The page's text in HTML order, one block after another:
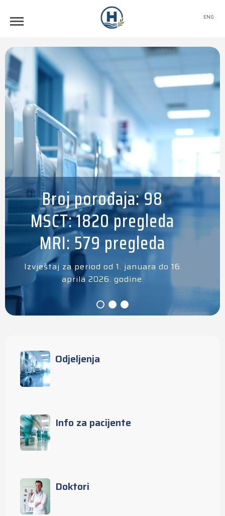
ENG
Broj porođaja: 98
MSCT: 1820 pregleda
MRI: 579 pregleda
Izvještaj za period od 1. januara do 16.
aprila 2026. godine
Odjeljenja
Info za pacijente
Doktori